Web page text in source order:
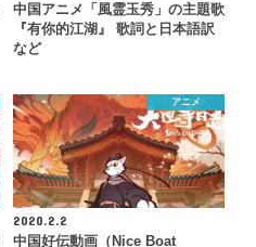
中国アニメ「風霊玉秀」の主題歌
『有你的江湖』 歌詞と日本語訳
など
アニメ
2020.2.2
中国好伝動画（Nice Boat